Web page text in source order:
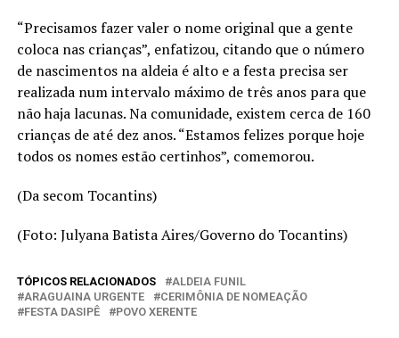
“Precisamos fazer valer o nome original que a gente
coloca nas crianças”, enfatizou, citando que o número
de nascimentos na aldeia é alto e a festa precisa ser
realizada num intervalo máximo de três anos para que
não haja lacunas. Na comunidade, existem cerca de 160
crianças de até dez anos. “Estamos felizes porque hoje
todos os nomes estão certinhos”, comemorou.
(Da secom Tocantins)
(Foto: Julyana Batista Aires/Governo do Tocantins)
TÓPICOS RELACIONADOS
ALDEIA FUNIL
ARAGUAINA URGENTE
CERIMÔNIA DE NOMEAÇÃO
FESTA DASIPÊ
POVO XERENTE